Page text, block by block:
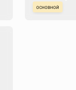
основной